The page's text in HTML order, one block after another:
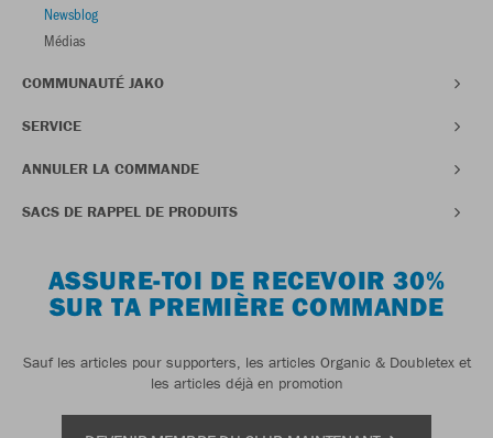
Newsblog
Médias
COMMUNAUTÉ JAKO
SERVICE
ANNULER LA COMMANDE
SACS DE RAPPEL DE PRODUITS
ASSURE-TOI DE RECEVOIR 30%
SUR TA PREMIÈRE COMMANDE
Sauf les articles pour supporters, les articles Organic & Doubletex et
les articles déjà en promotion